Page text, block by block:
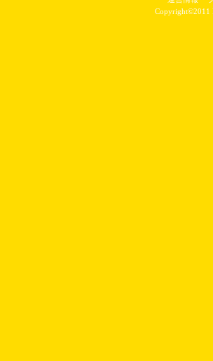
Copyright©2011